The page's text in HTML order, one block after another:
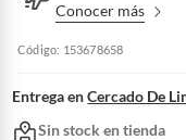
Conocer más
Código: 153678658
Entrega en Cercado De
Sin stock en tienda